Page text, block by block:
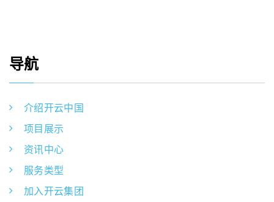
导航
介绍开云中国
项目展示
资讯中心
服务类型
加入开云集团